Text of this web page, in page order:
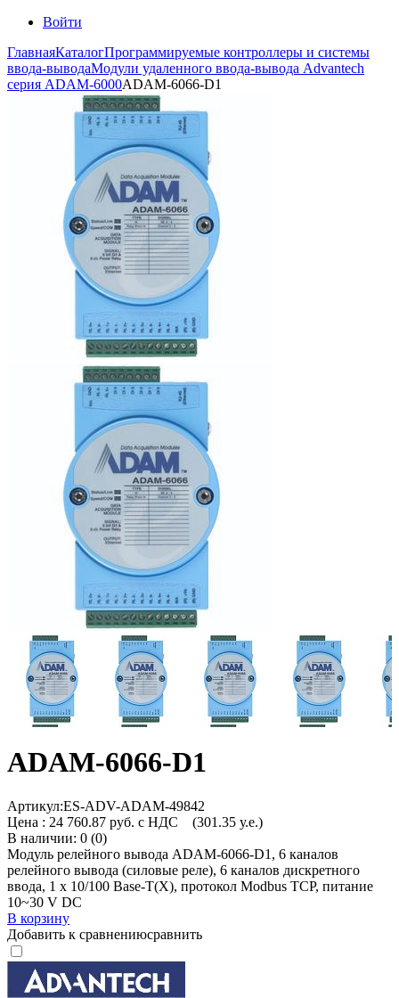
Войти
ГлавнаяКаталогПрограммируемые контроллеры и системы
ввода-выводаМодули удаленного ввода-вывода Advantech
серия ADAM-6000ADAM-6066-D1
ADAM-6066-D1
Артикул:ES-ADV-ADAM-49842
Цена : 24 760.87 руб. с НДС (301.35 у.е.)
В наличии: 0 (0)
Модуль релейного вывода ADAM-6066-D1, 6 каналов
релейного вывода (силовые реле), 6 каналов дискретного
ввода, 1 x 10/100 Base-T(X), протокол Modbus TCP, питание
10~30 V DC
В корзину
Добавить к сравнениюсравнить